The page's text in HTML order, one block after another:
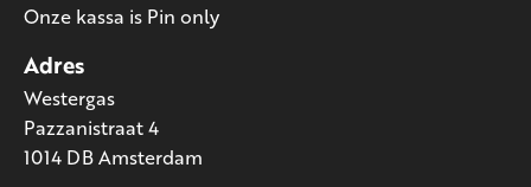
Adres
Westergas
Pazzanistraat 4
1014 DB Amsterdam
Onze kassa is Pin only